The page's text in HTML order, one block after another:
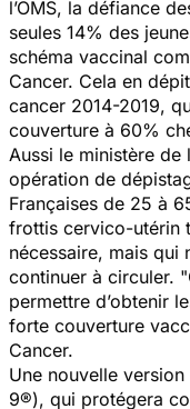
l’OMS, la défiance
seules 14% des
schéma vaccinal
Cancer. Cela en
cancer 2014-2019,
couverture à 60%
Aussi le ministère
opération de
Françaises de 25 à
frottis cervico-utérin
nécessaire, mais qui
continuer à circuler. "
permettre d’obtenir
forte couverture
Cancer.
Une nouvelle
9®), qui protégera